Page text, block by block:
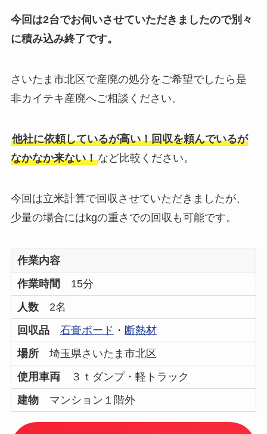
今回は2台でお伺いさせていただきましたので別々
に積み込み終了です。
さいたま市北区で産廃の処分をご希望でしたら是
非カイテキ産廃へご相談ください。
他社に依頼しているが高い！回収を頼んでいるが
なかなか来ない！など比較ください。
今回は立米計算で回収させていただきましたが、
少量の場合にはkgの重さでの回収も可能です。
作業内容
作業時間 15分
人数2名
回収品
石膏ボード ・ 断熱材
場所埼玉県さいたま市北区
使用車両３ｔダンプ・軽トラック
建物マンション１階外